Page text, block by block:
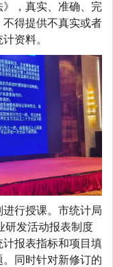
》
，真实、准确、完
得提供不真实或者
资料。
行授课。市统计局
研发活动报表制度
报表指标和项目填
同时针对新修订的